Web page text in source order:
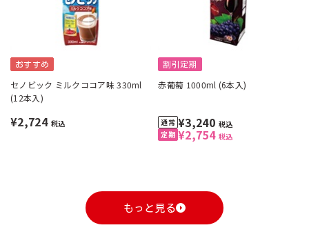
おすすめ
セノビック ミルクココア味 330ml
(12本入)
¥2,724 税込
割引定期
赤葡萄 1000ml (6本入)
¥2,754 税込
¥3,240 税込
もっと見る